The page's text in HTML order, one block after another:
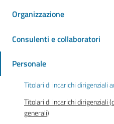
Organizzazione
Consulenti e collaboratori
Personale
Titolari di incarichi dirigenziali
Titolari di incarichi dirigenziali
generali)